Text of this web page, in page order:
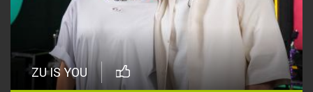
ZU IS YOU